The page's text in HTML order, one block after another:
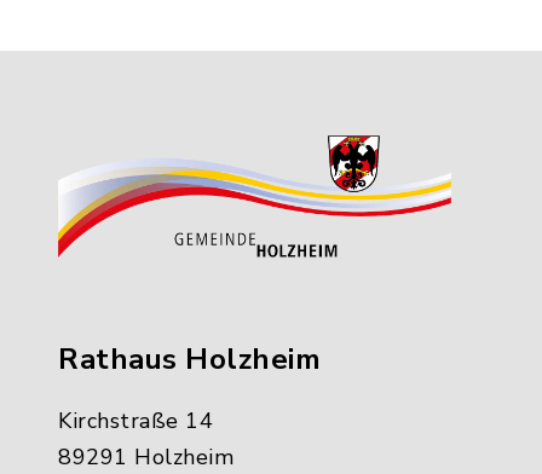
Rathaus Holzheim
Kirchstraße 14
89291 Holzheim